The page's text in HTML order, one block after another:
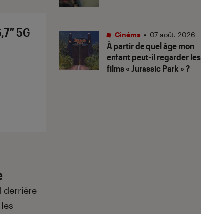
5G
derrière
À partir de quel âge mon
enfant peut-il regarder les
films « Jurassic Park » ?
Cinéma • 07 août. 2026